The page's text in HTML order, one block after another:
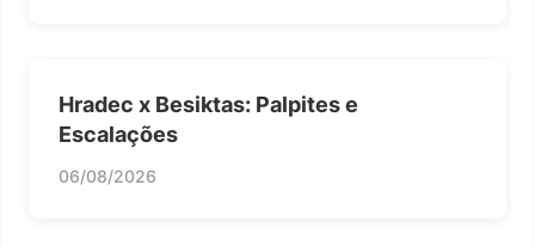
Hradec x Besiktas: Palpites e
Escalações
06/08/2026